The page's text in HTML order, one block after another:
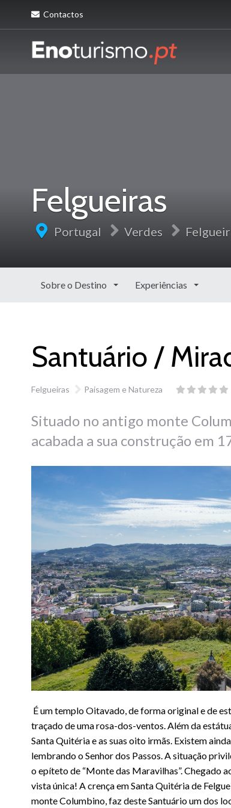
Contactos
Felgueiras
Portugal Verdes
Sobre o Destino Experiências
Santuário /
Felgueiras Paisagem e Natureza
Situado no antigo monte
acabada a sua construção em
É um templo Oitavado, de forma original e de
traçado de uma rosa-dos-ventos. Além da
Santa Quitéria e as suas oito irmãs. Existem
lembrando o Senhor dos Passos. A situação
o epíteto de “Monte das Maravilhas”. Chegado
vista única! A crença em Santa Quitéria de
monte Columbino, faz deste Santuário um dos